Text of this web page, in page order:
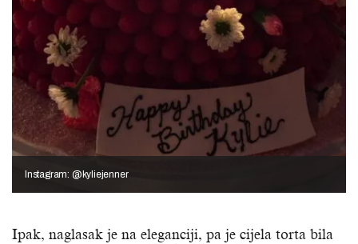
Instagram: @kyliejenner
Ipak, naglasak je na eleganciji, pa je cijela torta bila